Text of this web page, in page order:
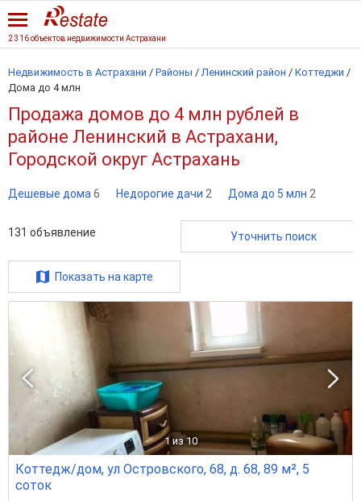
2 316 объектов недвижимости Астрахани
Недвижимость в Астрахани / Районы / Ленинский район / Коттеджи /
Дома до 4 млн
Продажа домов до 4 млн рублей в
районе Ленинский в Астрахани,
Городской округ Астрахань
Дешевые дома 6 Недорогие дачи 2 Дома до 5 млн 2
131 объявление Уточнить поиск
Показать на карте
1 из 10
Коттедж/дом, ул Островского, 68, д. 68, 89 м², 5
соток